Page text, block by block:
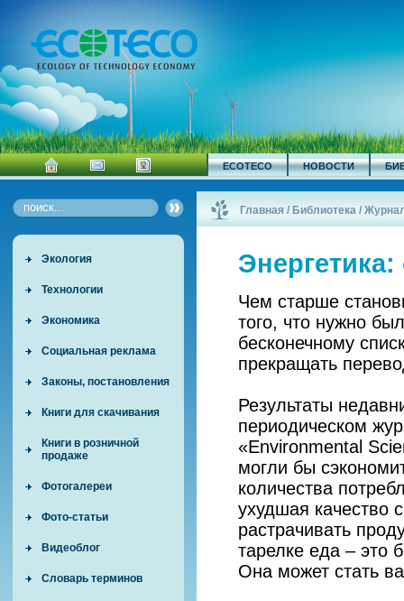
ECOTECO НОВОСТИ
Экология
Технологии
Экономика
Социальная реклама
Законы, постановления
Книги для скачивания
Книги в розничной
продаже
Фотогалереи
Фото-статьи
Видеоблог
Словарь терминов
Главная / Библиотека /
Чем старше
того, что нужно
бесконечному
прекращать
Результаты
периодическом
«Environmental
могли бы
количества
ухудшая качество
растрачивать
тарелке еда – это
Она может стать